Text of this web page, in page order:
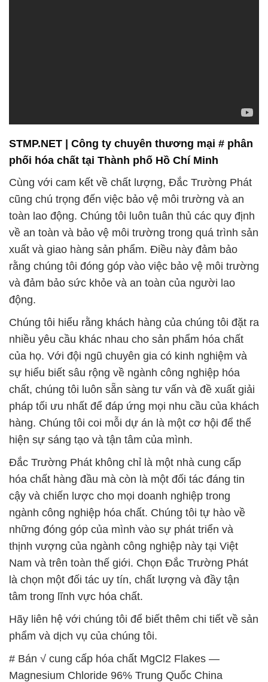
STMP.NET | Công ty chuyên thương mại # phân
phối hóa chất tại Thành phố Hồ Chí Minh
Cùng với cam kết về chất lượng, Đắc Trường Phát
cũng chú trọng đến việc bảo vệ môi trường và an
toàn lao động. Chúng tôi luôn tuân thủ các quy định
về an toàn và bảo vệ môi trường trong quá trình sản
xuất và giao hàng sản phẩm. Điều này đảm bảo
rằng chúng tôi đóng góp vào việc bảo vệ môi trường
và đảm bảo sức khỏe và an toàn của người lao
động.
Chúng tôi hiểu rằng khách hàng của chúng tôi đặt ra
nhiều yêu cầu khác nhau cho sản phẩm hóa chất
của họ. Với đội ngũ chuyên gia có kinh nghiệm và
sự hiểu biết sâu rộng về ngành công nghiệp hóa
chất, chúng tôi luôn sẵn sàng tư vấn và đề xuất giải
pháp tối ưu nhất để đáp ứng mọi nhu cầu của khách
hàng. Chúng tôi coi mỗi dự án là một cơ hội để thể
hiện sự sáng tạo và tận tâm của mình.
Đắc Trường Phát không chỉ là một nhà cung cấp
hóa chất hàng đầu mà còn là một đối tác đáng tin
cậy và chiến lược cho mọi doanh nghiệp trong
ngành công nghiệp hóa chất. Chúng tôi tự hào về
những đóng góp của mình vào sự phát triển và
thịnh vượng của ngành công nghiệp này tại Việt
Nam và trên toàn thế giới. Chọn Đắc Trường Phát
là chọn một đối tác uy tín, chất lượng và đầy tận
tâm trong lĩnh vực hóa chất.
Hãy liên hệ với chúng tôi để biết thêm chi tiết về sản
phẩm và dịch vụ của chúng tôi.
# Bán √ cung cấp hóa chất MgCl2 Flakes —
Magnesium Chloride 96% Trung Quốc China